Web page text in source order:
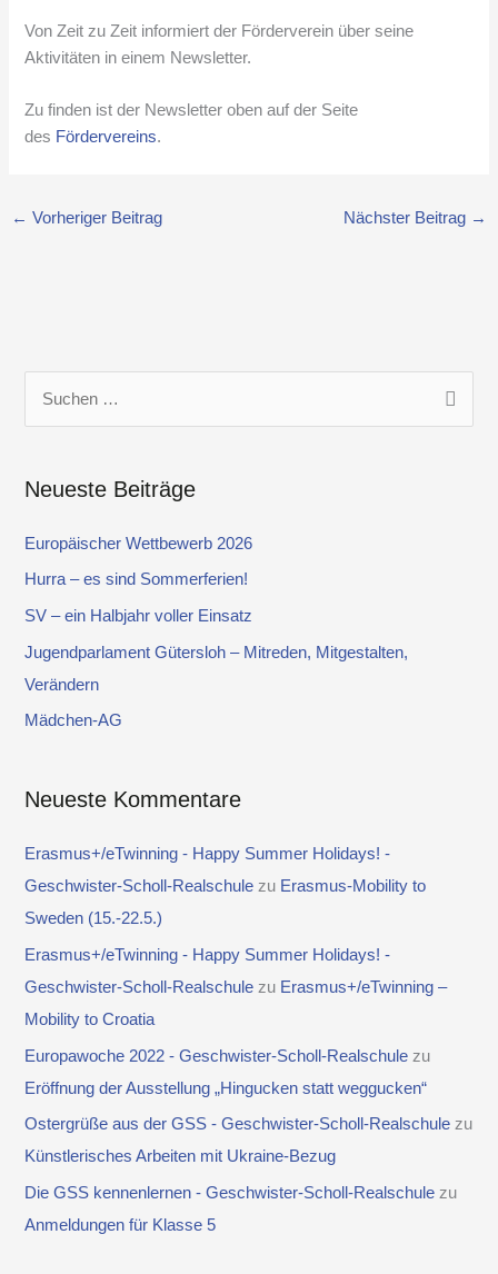
Von Zeit zu Zeit informiert der Förderverein über seine
Aktivitäten in einem Newsletter.
Zu finden ist der Newsletter oben auf der Seite
des Fördervereins.
← Vorheriger Beitrag Nächster Beitrag →
h
e
c
h
:
Neueste Beiträge
Europäischer Wettbewerb 2026
Hurra – es sind Sommerferien!
SV – ein Halbjahr voller Einsatz
Jugendparlament Gütersloh – Mitreden, Mitgestalten,
Verändern
Mädchen-AG
Neueste Kommentare
Erasmus+/eTwinning - Happy Summer Holidays! -
Geschwister-Scholl-Realschule zu Erasmus-Mobility to
Sweden (15.-22.5.)
Erasmus+/eTwinning - Happy Summer Holidays! -
Geschwister-Scholl-Realschule zu Erasmus+/eTwinning –
Mobility to Croatia
Europawoche 2022 - Geschwister-Scholl-Realschule zu
Eröffnung der Ausstellung „Hingucken statt weggucken“
Ostergrüße aus der GSS - Geschwister-Scholl-Realschule zu
Künstlerisches Arbeiten mit Ukraine-Bezug
Die GSS kennenlernen - Geschwister-Scholl-Realschule zu
Anmeldungen für Klasse 5